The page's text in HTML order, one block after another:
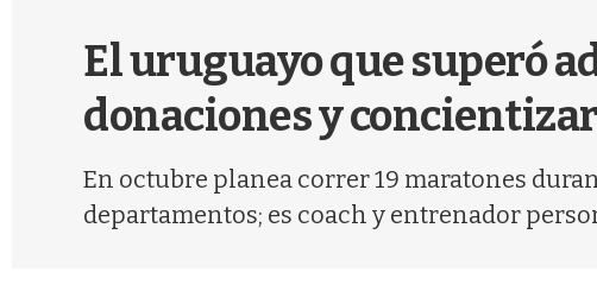
El uruguayo que superó
donaciones y
En octubre planea correr 19 maratones
departamentos; es coach y entrenador